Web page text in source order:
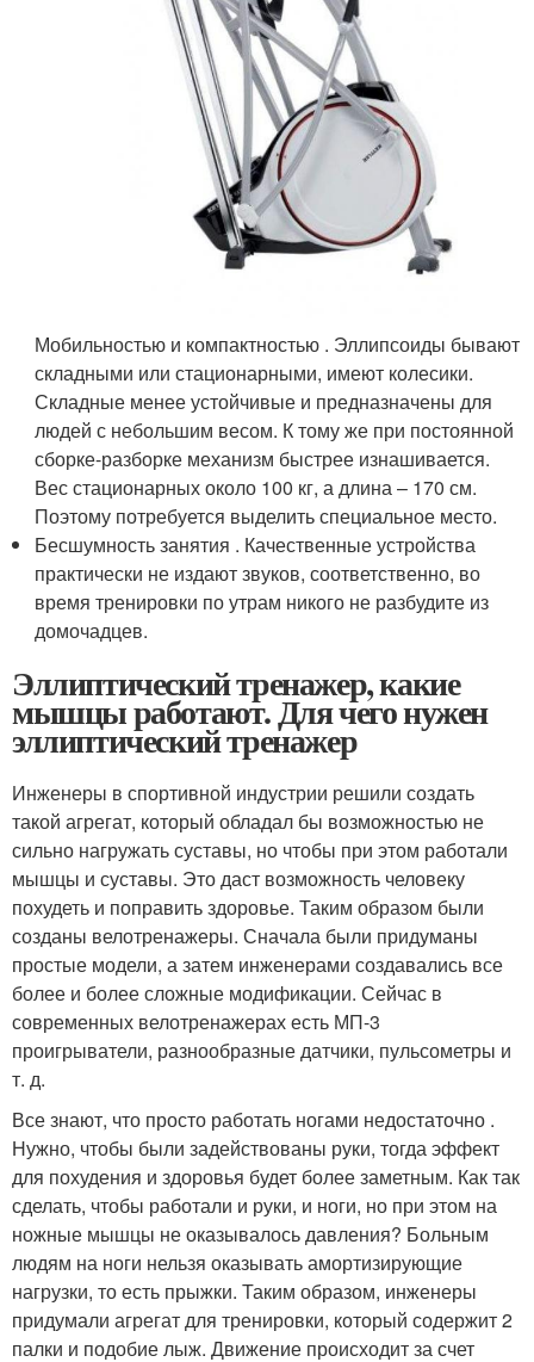
Мобильностью и компактностью . Эллипсоиды бывают
складными или стационарными, имеют колесики.
Складные менее устойчивые и предназначены для
людей с небольшим весом. К тому же при постоянной
сборке-разборке механизм быстрее изнашивается.
Вес стационарных около 100 кг, а длина – 170 см.
Поэтому потребуется выделить специальное место.
Бесшумность занятия . Качественные устройства
практически не издают звуков, соответственно, во
время тренировки по утрам никого не разбудите из
домочадцев.
Эллиптический тренажер, какие
мышцы работают. Для чего нужен
эллиптический тренажер
Инженеры в спортивной индустрии решили создать
такой агрегат, который обладал бы возможностью не
сильно нагружать суставы, но чтобы при этом работали
мышцы и суставы. Это даст возможность человеку
похудеть и поправить здоровье. Таким образом были
созданы велотренажеры. Сначала были придуманы
простые модели, а затем инженерами создавались все
более и более сложные модификации. Сейчас в
современных велотренажерах есть МП-3
проигрыватели, разнообразные датчики, пульсометры и
т. д.
Все знают, что просто работать ногами недостаточно .
Нужно, чтобы были задействованы руки, тогда эффект
для похудения и здоровья будет более заметным. Как так
сделать, чтобы работали и руки, и ноги, но при этом на
ножные мышцы не оказывалось давления? Больным
людям на ноги нельзя оказывать амортизирующие
нагрузки, то есть прыжки. Таким образом, инженеры
придумали агрегат для тренировки, который содержит 2
палки и подобие лыж. Движение происходит за счет